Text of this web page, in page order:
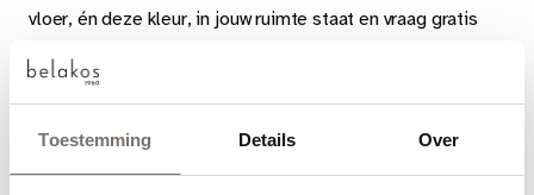
Toestemming Details Over
vloer, én deze kleur, in jouw ruimte staat en vraag gratis